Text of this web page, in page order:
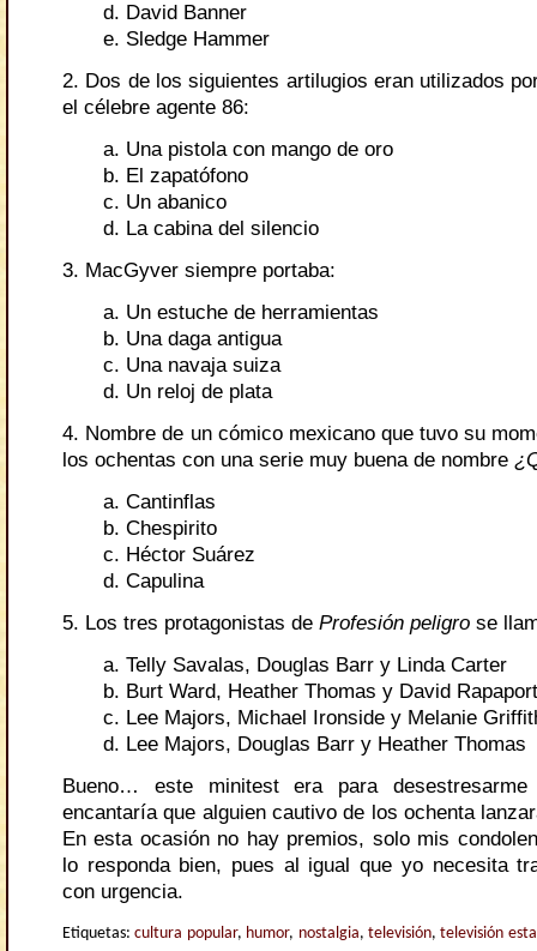
David Banner
Sledge Hammer
2. Dos de los siguientes artilugios eran utilizados
el célebre agente 86:
Una pistola con mango de oro
El zapatófono
Un abanico
La cabina del silencio
3. MacGyver siempre portaba:
Un estuche de herramientas
Una daga antigua
Una navaja suiza
Un reloj de plata
4. Nombre de un cómico mexicano que tuvo su
los ochentas con una serie muy buena de nombre
Cantinflas
Chespirito
Héctor Suárez
Capulina
5. Los tres protagonistas de Profesión peligro se
Telly Savalas, Douglas Barr y Linda Carter
Burt Ward, Heather Thomas y David Rapaport
Lee Majors, Michael Ironside y Melanie
Lee Majors, Douglas Barr y Heather Thomas
Bueno… este minitest era para
encantaría que alguien cautivo de los ochenta
En esta ocasión no hay premios, solo mis
lo responda bien, pues al igual que yo necesita
con urgencia.
Etiquetas:cultura popular, humor, nostalgia, televisión,televisión